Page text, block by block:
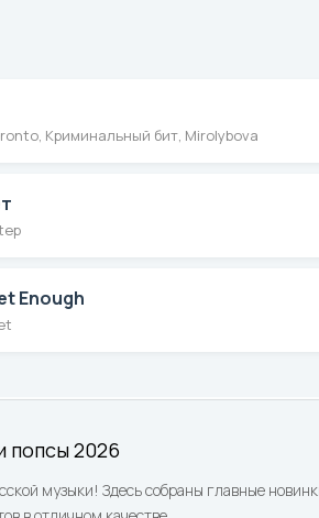
попсы 2026
музыки! Здесь собраны главные
Криминальный бит, Mirolybova
Enough